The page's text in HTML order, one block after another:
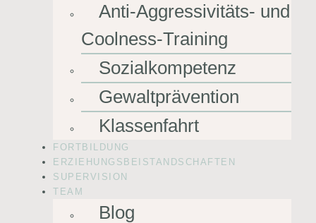
Anti-Aggressivitäts- und
Coolness-Training
Sozialkompetenz
Gewaltprävention
Klassenfahrt
FORTBILDUNG
ERZIEHUNGSBEISTANDSCHAFTEN
SUPERVISION
TEAM
Blog